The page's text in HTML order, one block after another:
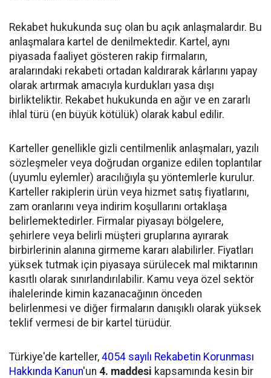
Rekabet hukukunda suç olan bu açık anlaşmalardır. Bu
anlaşmalara kartel de denilmektedir. Kartel, aynı
piyasada faaliyet gösteren rakip firmaların,
aralarındaki rekabeti ortadan kaldırarak kârlarını yapay
olarak artırmak amacıyla kurdukları yasa dışı
birlikteliktir. Rekabet hukukunda en ağır ve en zararlı
ihlal türü (en büyük kötülük) olarak kabul edilir.
Karteller genellikle gizli centilmenlik anlaşmaları, yazılı
sözleşmeler veya doğrudan organize edilen toplantılar
(uyumlu eylemler) aracılığıyla şu yöntemlerle kurulur.
Karteller rakiplerin ürün veya hizmet satış fiyatlarını,
zam oranlarını veya indirim koşullarını ortaklaşa
belirlemektedirler. Firmalar piyasayı bölgelere,
şehirlere veya belirli müşteri gruplarına ayırarak
birbirlerinin alanına girmeme kararı alabilirler. Fiyatları
yüksek tutmak için piyasaya sürülecek mal miktarının
kasıtlı olarak sınırlandırılabilir. Kamu veya özel sektör
ihalelerinde kimin kazanacağının önceden
belirlenmesi ve diğer firmaların danışıklı olarak yüksek
teklif vermesi de bir kartel türüdür.
Türkiye'de karteller, 4054 sayılı Rekabetin Korunması
Hakkında Kanun'un 4. maddesi kapsamında kesin bir